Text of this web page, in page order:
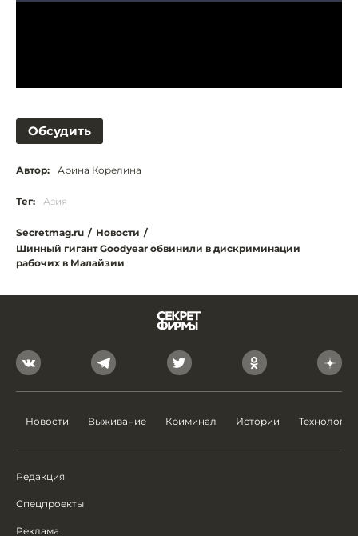
Обсудить
Автор: Арина Корелина
Тег: Азия
Secretmag.ru / Новости /
Шинный гигант Goodyear обвинили в дискриминации
рабочих в Малайзии
Новости Выживание Криминал Истории Технологии
Редакция
Спецпроекты
Реклама